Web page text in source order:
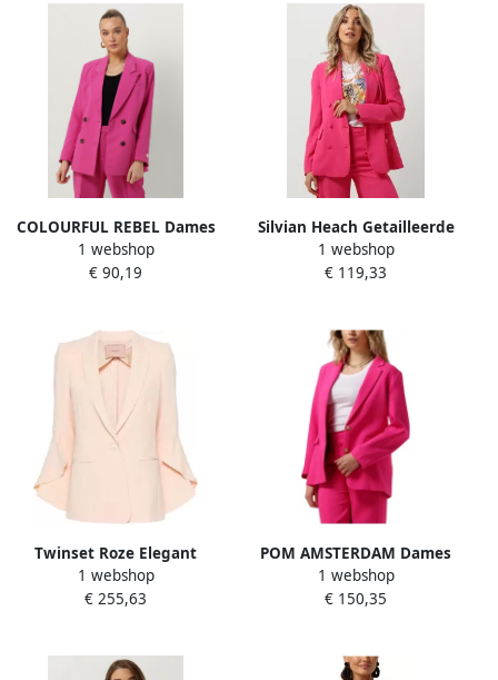
COLOURFUL REBEL Dames
Blazers Rikki Uni Boyfriend
Blazer Roze
1 webshop
€ 90,19
Silvian Heach Getailleerde
Dubbelrij Blazer Pink Dames
1 webshop
€ 119,33
Twinset Roze Elegant
Flounce-Sleeve Crepe Blazer
Pink Dames
1 webshop
€ 255,63
POM AMSTERDAM Dames
Blazers Pink Glow Blazer
Roze
1 webshop
€ 150,35